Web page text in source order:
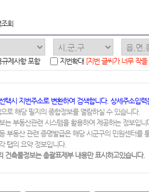
회
규제사항 포함
지번확대 [지번 글씨가 너무 작
택시 지번주소로 변환하여 검색합니다. 상세주소입
로 해당 필지의 종합정보를 열람하실 수 있습니다.
는 부동산관련 시스템을 활용하여 제공하는 정보입니
부동산 관련 증명발급은 해당 시군구의 민원센터를
탭의 요약 정보입니다.
건축물정보는 총괄표제부 내용만 표시하고있습니다.